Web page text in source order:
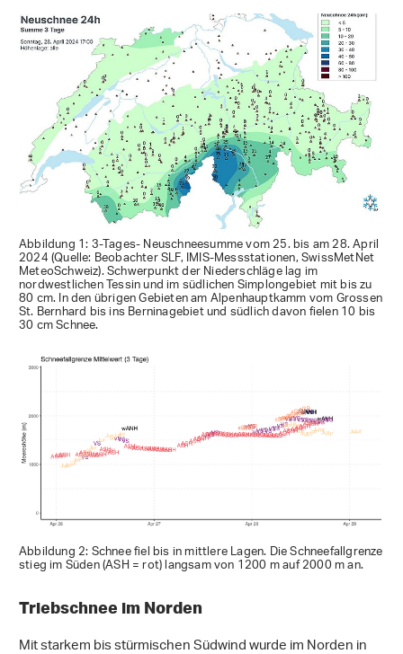
Abbildung 1: 3-Tages- Neuschneesumme vom 25. bis am 28. April
2024 (Quelle: Beobachter SLF, IMIS-Messstationen, SwissMetNet
MeteoSchweiz). Schwerpunkt der Niederschläge lag im
nordwestlichen Tessin und im südlichen Simplongebiet mit bis zu
80 cm. In den übrigen Gebieten am Alpenhauptkamm vom Grossen
St. Bernhard bis ins Berninagebiet und südlich davon fielen 10 bis
30 cm Schnee.
Abbildung 2: Schnee fiel bis in mittlere Lagen. Die Schneefallgrenze
stieg im Süden (ASH = rot) langsam von 1200 m auf 2000 m an.
Triebschnee im Norden
Mit starkem bis stürmischen Südwind wurde im Norden in